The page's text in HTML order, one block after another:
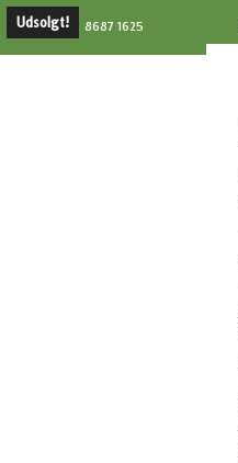
8687 1625
Udsolgt!